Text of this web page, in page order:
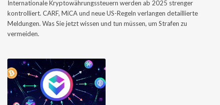
Internationale Kryptowährungssteuern werden ab 2025 strenger
kontrolliert. CARF, MiCA und neue US-Regeln verlangen detaillierte
Meldungen. Was Sie jetzt wissen und tun müssen, um Strafen zu
vermeiden.